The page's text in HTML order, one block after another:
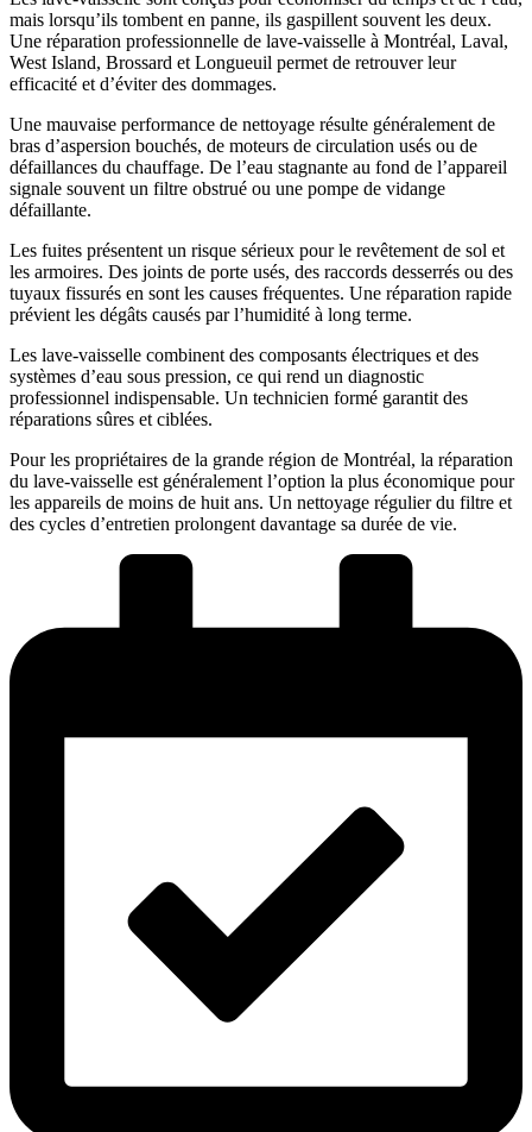
mais lorsqu’ils tombent en panne, ils gaspillent souvent les deux.
Une réparation professionnelle de lave-vaisselle à Montréal, Laval,
West Island, Brossard et Longueuil permet de retrouver leur
efficacité et d’éviter des dommages.
Une mauvaise performance de nettoyage résulte généralement de
bras d’aspersion bouchés, de moteurs de circulation usés ou de
défaillances du chauffage. De l’eau stagnante au fond de l’appareil
signale souvent un filtre obstrué ou une pompe de vidange
défaillante.
Les fuites présentent un risque sérieux pour le revêtement de sol et
les armoires. Des joints de porte usés, des raccords desserrés ou des
tuyaux fissurés en sont les causes fréquentes. Une réparation rapide
prévient les dégâts causés par l’humidité à long terme.
Les lave-vaisselle combinent des composants électriques et des
systèmes d’eau sous pression, ce qui rend un diagnostic
professionnel indispensable. Un technicien formé garantit des
réparations sûres et ciblées.
Pour les propriétaires de la grande région de Montréal, la réparation
du lave-vaisselle est généralement l’option la plus économique pour
les appareils de moins de huit ans. Un nettoyage régulier du filtre et
des cycles d’entretien prolongent davantage sa durée de vie.